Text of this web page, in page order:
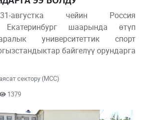
августка чейин Россия
Екатеринбург шаарында өтүп
университеттик спорт
байгелүү орундарга
сектору (МСС)
1379